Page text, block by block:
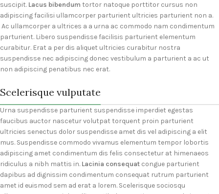
suscipit. Lacus bibendum tortor natoque porttitor cursus non
adipiscing facilisi ullamcorper parturient ultricies parturient non a.
Ac ullamcorper a ultrices a a urna ac commodo nam condimentum
parturient. Libero suspendisse facilisis parturient elementum
curabitur. Erat a per dis aliquet ultricies curabitur nostra
suspendisse nec adipiscing donec vestibulum a parturient a ac ut
non adipiscing penatibus nec erat.
Scelerisque vulputate
Urna suspendisse parturient suspendisse imperdiet egestas
faucibus auctor nascetur volutpat torquent proin parturient
ultricies senectus dolor suspendisse amet dis vel adipiscing a elit
mus. Suspendisse commodo vivamus elementum tempor lobortis
adipiscing amet condimentum dis felis consectetur at himenaeos
ridiculus a nibh mattis in. Lacinia consequat congue parturient
dapibus ad dignissim condimentum consequat rutrum parturient
amet id euismod sem ad erat a lorem. Scelerisque sociosqu